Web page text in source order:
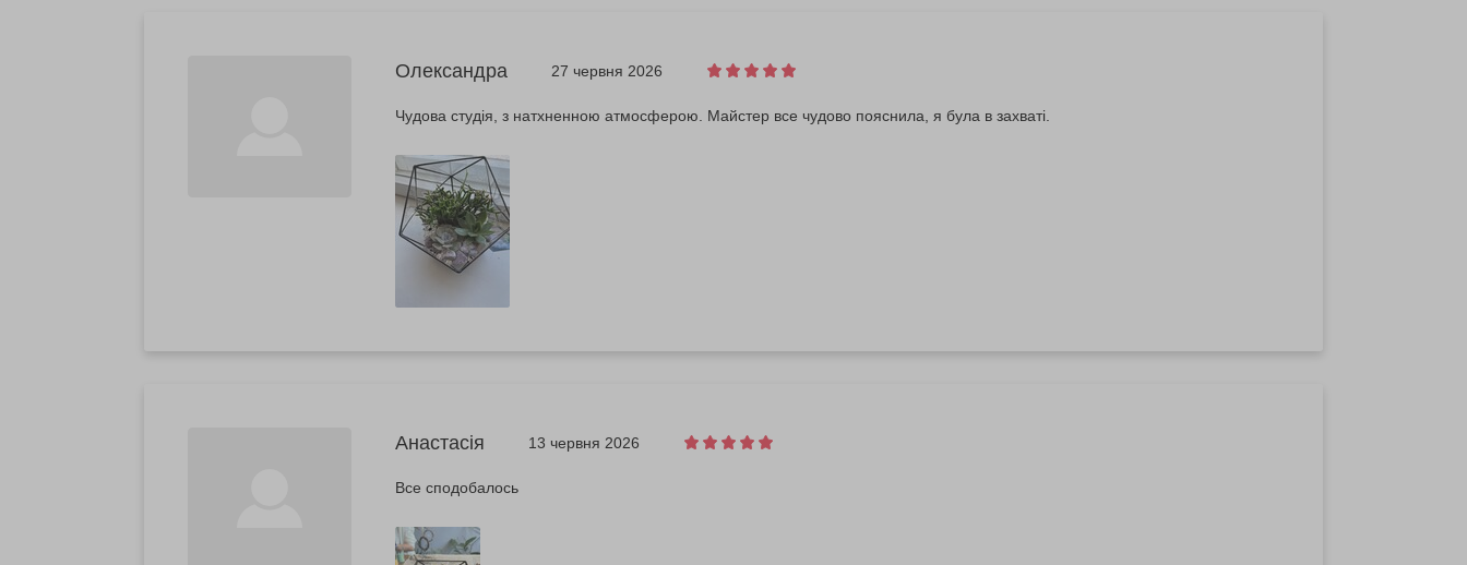
Олександра 27 червня 2026
Чудова студія, з натхненною атмосферою. Майстер все чудово пояснила, я була в захваті.
Анастасія 13 червня 2026
Все сподобалось